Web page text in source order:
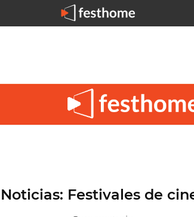
Noticias: Festivales de